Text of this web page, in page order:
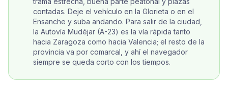
contadas. Deje el vehículo en la Glorieta o en el
Ensanche y suba andando. Para salir de la ciudad,
la Autovía Mudéjar (A-23) es la vía rápida tanto
hacia Zaragoza como hacia Valencia; el resto de la
provincia va por comarcal, y ahí el navegador
siempre se queda corto con los tiempos.